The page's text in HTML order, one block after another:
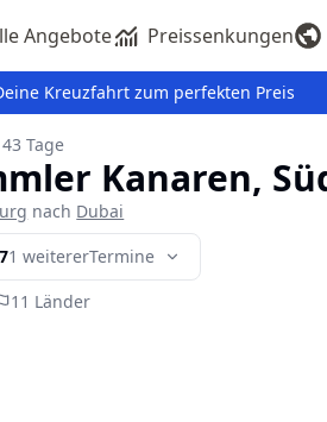
Angebote Preissenkungen
Kreuzfahrt zum perfekten Preis
43 Tage
Kanaren,
nach Dubai
1 weitererTermine
11 Länder